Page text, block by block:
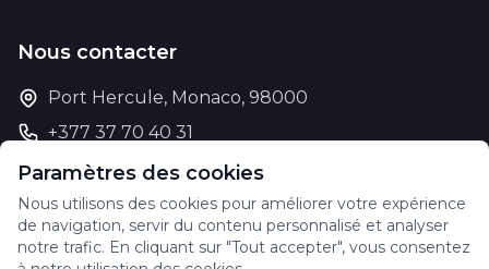
Paramètres des cookies
Nous utilisons des cookies pour améliorer votre expérience
de navigation, servir du contenu personnalisé et analyser
notre trafic. En cliquant sur "Tout accepter", vous consentez
Nous contacter
Port Hercule, Monaco, 98000
+377 37 70 40 31
support@theyachtcharter.com